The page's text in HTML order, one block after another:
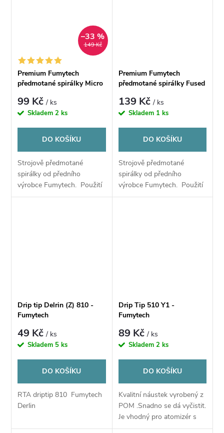
149 Kč
–33 %
Premium Fumytech
předmotané spirálky Micro
30*2+42GA 0.88Ω - 10ks
99 Kč/ ks
Skladem2 ks
DO KOŠÍKU
Strojově předmotané
spirálky od předního
výrobce Fumytech. Použití
MTL
Premium Fumytech
předmotané spirálky Fused
28GA*2+38GA 0.50Ω -
10ks
139 Kč/ ks
Skladem 1 ks
DO KOŠÍKU
Strojově předmotané
spirálky od předního
výrobce Fumytech. Použití
volné MTL / RDL
Drip tip Delrin (Z) 810 -
Fumytech
49 Kč/ ks
Skladem 5 ks
DO KOŠÍKU
RTA driptip 810 Fumytech
Derlin
Drip Tip 510 Y1 -
Fumytech
89 Kč/ ks
Skladem 2 ks
DO KOŠÍKU
Kvalitní náustek vyrobený z
POM .Snadno se dá vyčistit.
Je vhodný pro atomizér s
510 standardem. Vhodný